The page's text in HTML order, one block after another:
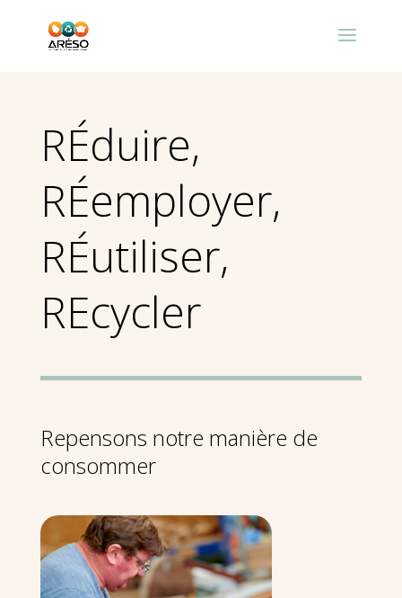
RÉduire,
RÉemployer,
RÉutiliser,
REcycler
Repensons notre manière de
consommer